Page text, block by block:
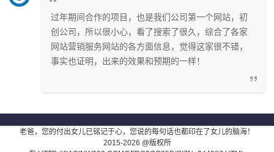
过年期间合作的项目，也是我们公司第一个网站，初
创公司，所以很小心，看了搜索了很久，综合了各家
网站营销服务网站的各方面信息，觉得这家很不错，
事实也证明，出来的效果和预期的一样！
老爸，您的付出女儿已铭记于心，您说的每句话也都印在了女儿的脑海！
2015-2026 @版权所